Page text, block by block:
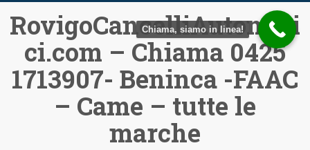
contenuto
RovigoCancelliAutomati
ci.com – Chiama 0425
1713907- Beninca -FAAC
– Came – tutte le
marche
Chiama, siamo in linea!